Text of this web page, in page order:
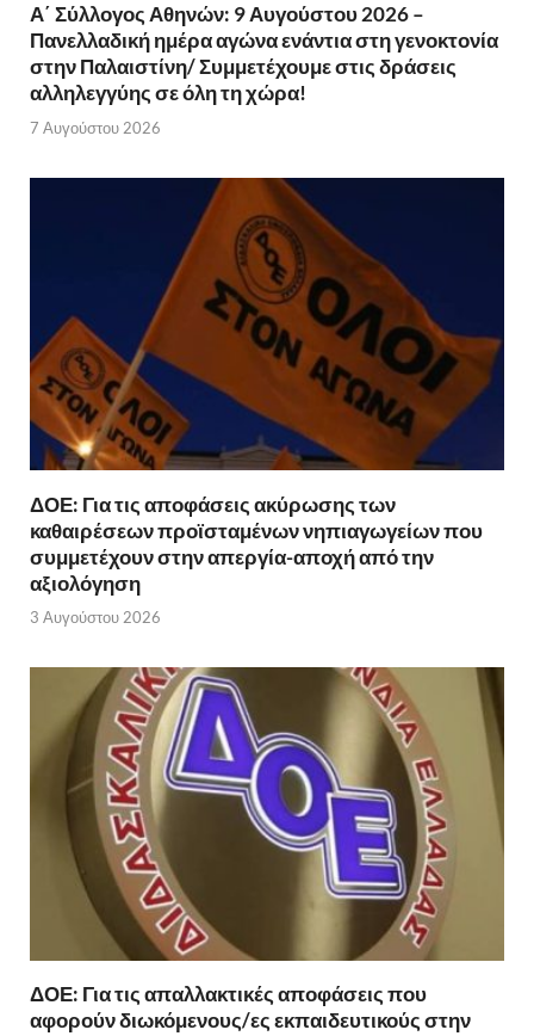
Α΄ Σύλλογος Αθηνών: 9 Αυγούστου 2026 –
Πανελλαδική ημέρα αγώνα ενάντια στη γενοκτονία
στην Παλαιστίνη/ Συμμετέχουμε στις δράσεις
αλληλεγγύης σε όλη τη χώρα!
7 Αυγούστου 2026
ΔΟΕ: Για τις αποφάσεις ακύρωσης των
καθαιρέσεων προϊσταμένων νηπιαγωγείων που
συμμετέχουν στην απεργία-αποχή από την
αξιολόγηση
3 Αυγούστου 2026
ΔΟΕ: Για τις απαλλακτικές αποφάσεις που
αφορούν διωκόμενους/ες εκπαιδευτικούς στην